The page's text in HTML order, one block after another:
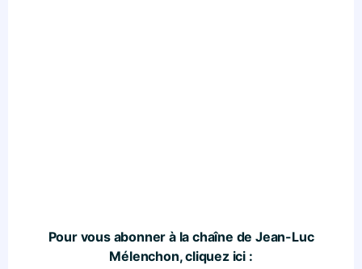
Pour vous abonner à la chaîne de Jean-Luc
Mélenchon, cliquez ici :